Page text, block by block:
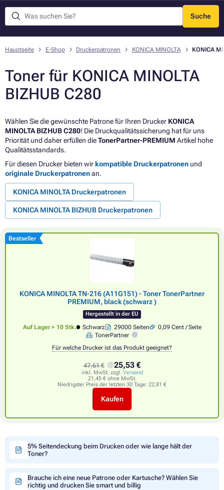
Suche
Menü
Hauptseite E-Shop Druckerpatronen KONICA MINOLTA KONICA
Toner für KONICA MINOLTA
BIZHUB C280
Wählen Sie die gewünschte Patrone für Ihren Drucker KONICA
MINOLTA BIZHUB C280! Die Druckqualitätssicherung hat für uns
Priorität und daher erfüllen dieTonerPartner-PREMIUM Artikel hohe
Qualitätsstandards.
Für diesen Drucker bieten wir kompatible Druckerpatronen und
originale Druckerpatronenan.
KONICA MINOLTA Druckerpatronen
KONICA MINOLTA BIZHUB Druckerpatronen
Bestseller
KONICA MINOLTA TN-216 (A11G151) - Toner TonerPartner
PREMIUM, black (schwarz )
Hergestellt in der EU
Auf Lager > 10 Stk. Schwarz 29000 Seiten
0,09 Cent / Seite
TonerPartner
Für welche Drucker ist das Produkt geeignet?
47,61 € 25,53 €
inkl. MwSt. zzgl. Versand
21,45 € ohne MwSt.
Niedrigster Preis der letzten 30 Tage: 22,81 €
Kaufen
5% Seitendeckung beim Drucken oder wie lange hält der
Toner?
Brauche ich eine neue Patrone oder Kartusche? Wählen Sie
richtig und drucken Sie smart und billig